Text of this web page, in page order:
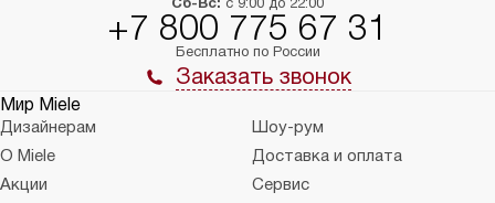
+7 800 775 67 31
Бесплатно по России
Заказать звонок
Мир Miele
Дизайнерам
Шоу-рум
О Miele
Доставка и оплата
Акции
Сервис